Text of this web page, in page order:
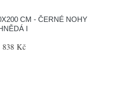
CM - ČERNÉ NOHY
I
838 Kč